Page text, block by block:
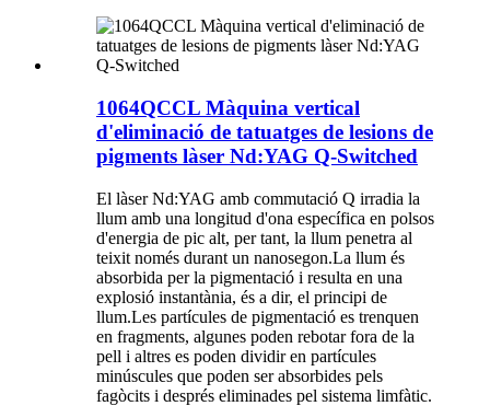
1064QCCL Màquina vertical
d'eliminació de tatuatges de lesions de
pigments làser Nd:YAG Q-Switched
El làser Nd:YAG amb commutació Q irradia la
llum amb una longitud d'ona específica en polsos
d'energia de pic alt, per tant, la llum penetra al
teixit només durant un nanosegon.La llum és
absorbida per la pigmentació i resulta en una
explosió instantània, és a dir, el principi de
llum.Les partícules de pigmentació es trenquen
en fragments, algunes poden rebotar fora de la
pell i altres es poden dividir en partícules
minúscules que poden ser absorbides pels
fagòcits i després eliminades pel sistema limfàtic.